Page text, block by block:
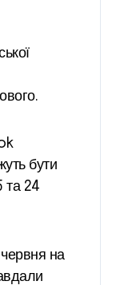
бути
та 24
на